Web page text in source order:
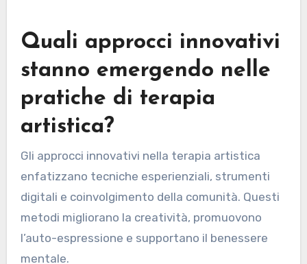
Quali approcci innovativi
stanno emergendo nelle
pratiche di terapia
artistica?